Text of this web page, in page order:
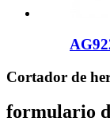
Cortador de
formulario